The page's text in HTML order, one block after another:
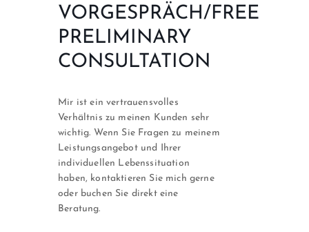
VORGESPRÄCH/FREE
PRELIMINARY
CONSULTATION
Mir ist ein vertrauensvolles
Verhältnis zu meinen Kunden sehr
wichtig. Wenn Sie Fragen zu meinem
Leistungsangebot und Ihrer
individuellen Lebenssituation
haben, kontaktieren Sie mich gerne
oder buchen Sie direkt eine
Beratung.